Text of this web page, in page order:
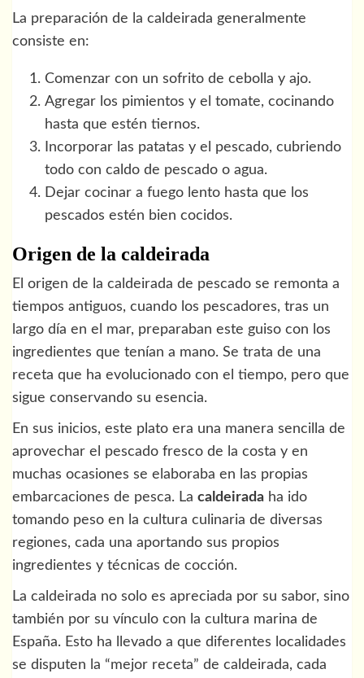
La preparación de la caldeirada generalmente
consiste en:
Comenzar con un sofrito de cebolla y ajo.
Agregar los pimientos y el tomate, cocinando
hasta que estén tiernos.
Incorporar las patatas y el pescado, cubriendo
todo con caldo de pescado o agua.
Dejar cocinar a fuego lento hasta que los
pescados estén bien cocidos.
Origen de la caldeirada
El origen de la caldeirada de pescado se remonta a
tiempos antiguos, cuando los pescadores, tras un
largo día en el mar, preparaban este guiso con los
ingredientes que tenían a mano. Se trata de una
receta que ha evolucionado con el tiempo, pero que
sigue conservando su esencia.
En sus inicios, este plato era una manera sencilla de
aprovechar el pescado fresco de la costa y en
muchas ocasiones se elaboraba en las propias
embarcaciones de pesca. La caldeirada ha ido
tomando peso en la cultura culinaria de diversas
regiones, cada una aportando sus propios
ingredientes y técnicas de cocción.
La caldeirada no solo es apreciada por su sabor, sino
también por su vínculo con la cultura marina de
España. Esto ha llevado a que diferentes localidades
se disputen la “mejor receta” de caldeirada, cada